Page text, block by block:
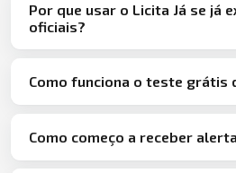
Por que usar o Licita Já se já
oficiais?
Como funciona o teste grátis
Como começo a receber